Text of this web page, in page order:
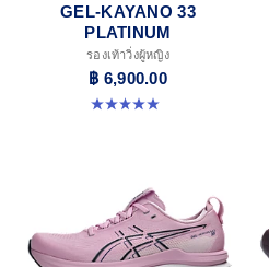
GEL-KAYANO 33
PLATINUM
รองเท้าวิ่งผู้หญิง
฿ 6,900.00
5.0 จาก 5 ดาว 2 รีวิว